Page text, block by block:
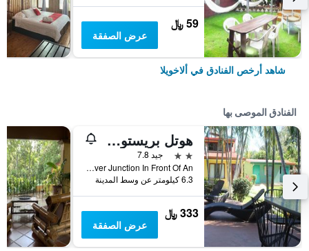
59 ﷼
عرض الصفقة
شاهد أرخص الفنادق في ألاخويلا
الفنادق الموصى بها
هوتل بريستول أيروبيرتو
2 نجمتين
جيد 7.8
El Coyol 300m From Flyover Junction In Front Of An, ألاخويلا, كوستاريكا
6.3 كيلومتر عن وسط المدينة
333 ﷼
عرض الصفقة